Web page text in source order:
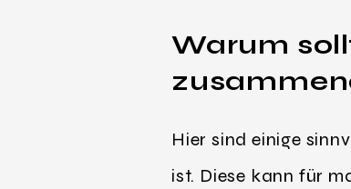
Warum
Hier sind einige
ist. Diese kann für